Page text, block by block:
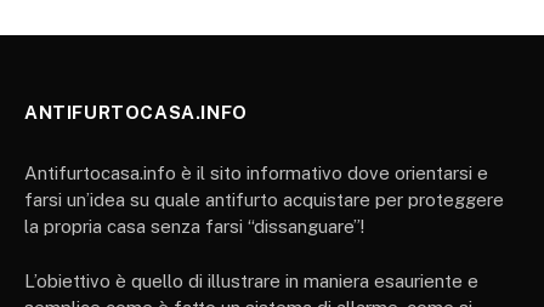
ANTIFURTOCASA.INFO
Antifurtocasa.info è il sito informativo dove orientarsi e
farsi un’idea su quale antifurto acquistare per proteggere
la propria casa senza farsi “dissanguare”!
L’obiettivo è quello di illustrare in maniera esauriente e